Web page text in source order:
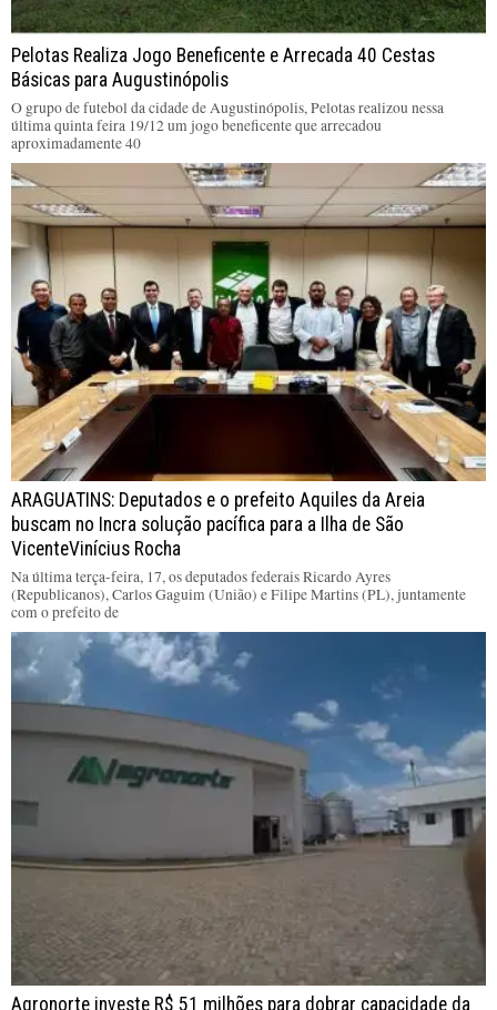
Pelotas Realiza Jogo Beneficente e Arrecada 40 Cestas
Básicas para Augustinópolis
O grupo de futebol da cidade de Augustinópolis, Pelotas realizou nessa
última quinta feira 19/12 um jogo beneficente que arrecadou
aproximadamente 40
ARAGUATINS: Deputados e o prefeito Aquiles da Areia
buscam no Incra solução pacífica para a Ilha de São
VicenteVinícius Rocha
Na última terça-feira, 17, os deputados federais Ricardo Ayres
(Republicanos), Carlos Gaguim (União) e Filipe Martins (PL), juntamente
com o prefeito de
Agronorte investe R$ 51 milhões para dobrar capacidade da